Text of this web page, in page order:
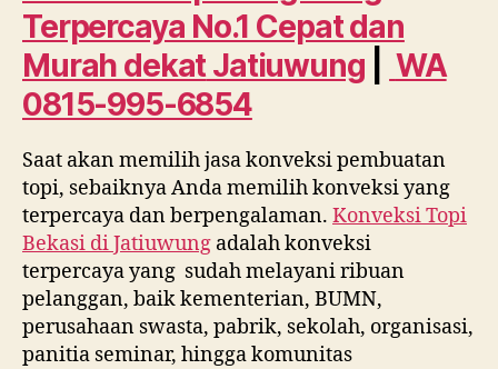
dan
dekat
0815
995
6854
Terpercaya No.1 Cepat dan
Murah dekat Jatiuwung
WA
0815-995-6854
Saat akan memilih jasa konveksi pembuatan
topi, sebaiknya Anda memilih konveksi yang
terpercaya dan berpengalaman. Konveksi Topi
Bekasi diJatiuwung adalah konveksi
terpercaya yang sudah melayani ribuan
pelanggan, baik kementerian, BUMN,
perusahaan swasta, pabrik, sekolah, organisasi,
panitia seminar, hingga komunitas